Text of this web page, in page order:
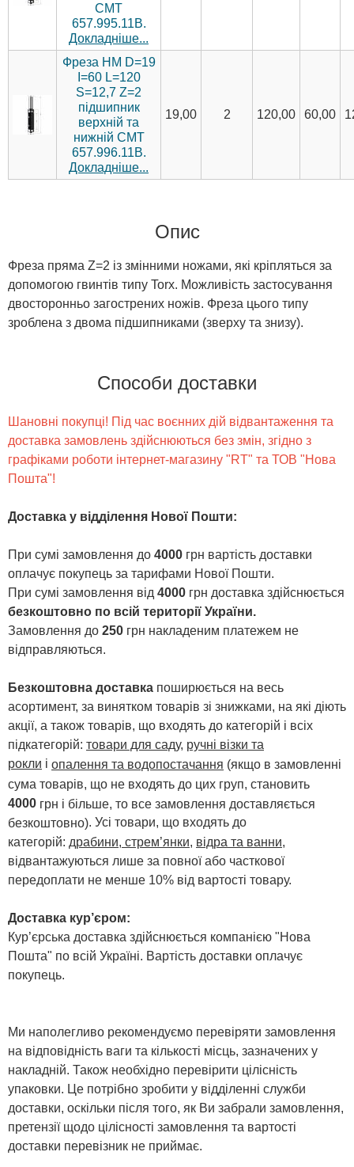
CMT
657.995.11B.
Докладніше...
Фреза HM D=19
I=60 L=120
S=12,7 Z=2
підшипник
верхній та
нижній CMT
657.996.11B.
Докладніше...
19,00 2 120,00 60,00
Опис
Фреза пряма Z=2 із змінними ножами, які кріпляться за
допомогою гвинтів типу Torx. Можливість застосування
двосторонньо загострених ножів. Фреза цього типу
зроблена з двома підшипниками (зверху та знизу).
Способи доставки
Шановні покупці! Під час воєнних дій відвантаження та
доставка замовлень здійснюються без змін, згідно з
графіками роботи інтернет-магазину "RT" та ТОВ "Нова
Пошта"!
Доставка у відділення Нової Пошти:
При сумі замовлення до 4000 грн вартість доставки
оплачує покупець за тарифами Нової Пошти.
При сумі замовлення від 4000 грн доставка здійснюється
безкоштовно по всій території України.
Замовлення до 250 грн накладеним платежем не
відправляються.
Безкоштовна доставка поширюється на весь
асортимент, за винятком товарів зі знижками, на які діють
акції, а також товарів, що входять до категорій і всіх
підкатегорій: товари для саду, ручні візки та
рокли і опалення та водопостачання (якщо в замовленні
сума товарів, що не входять до цих груп, становить
4000 грн і більше, то все замовлення доставляється
безкоштовно). Усі товари, що входять до
категорій: драбини, стрем’янки, відра та ванни,
відвантажуються лише за повної або часткової
передоплати не менше 10% від вартості товару.
Доставка кур’єром:
Кур’єрська доставка здійснюється компанією "Нова
Пошта" по всій Україні. Вартість доставки оплачує
покупець.
Ми наполегливо рекомендуємо перевіряти замовлення
на відповідність ваги та кількості місць, зазначених у
накладній. Також необхідно перевірити цілісність
упаковки. Це потрібно зробити у відділенні служби
доставки, оскільки після того, як Ви забрали замовлення,
претензії щодо цілісності замовлення та вартості
доставки перевізник не приймає.